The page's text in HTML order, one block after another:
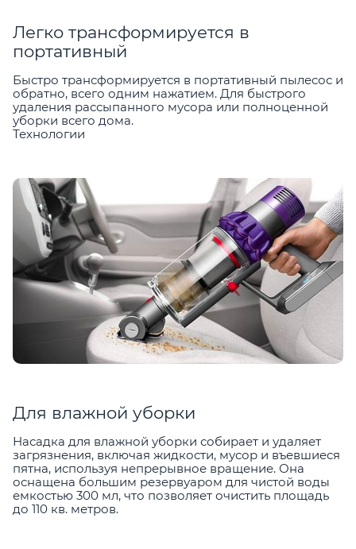
Легко трансформируется в
портативный
Быстро трансформируется в портативный пылесос и
обратно, всего одним нажатием. Для быстрого
удаления рассыпанного мусора или полноценной
уборки всего дома.
Технологии
Для влажной уборки
Насадка для влажной уборки собирает и удаляет
загрязнения, включая жидкости, мусор и въевшиеся
пятна, используя непрерывное вращение. Она
оснащена большим резервуаром для чистой воды
емкостью 300 мл, что позволяет очистить площадь
до 110 кв. метров.